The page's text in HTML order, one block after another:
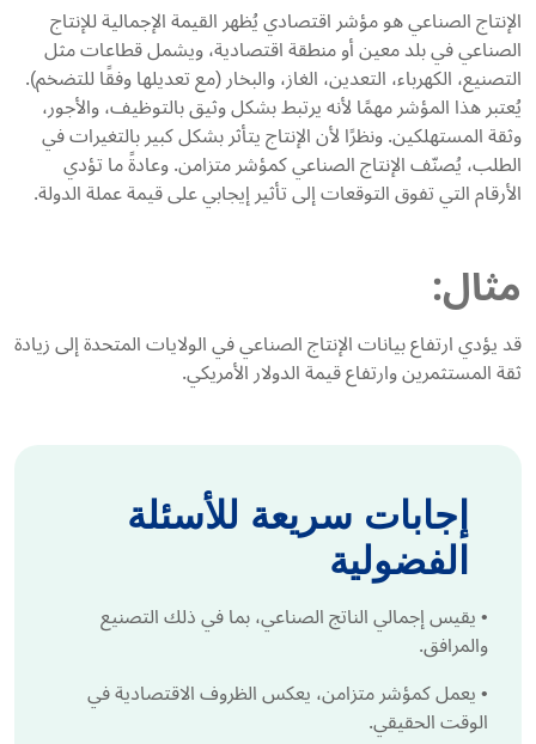
الإنتاج الصناعي هو مؤشر اقتصادي يُظهر القيمة الإجمالية للإنتاج
الصناعي في بلد معين أو منطقة اقتصادية، ويشمل قطاعات مثل
التصنيع، الكهرباء، التعدين، الغاز، والبخار (مع تعديلها وفقًا للتضخم).
يُعتبر هذا المؤشر مهمًا لأنه يرتبط بشكل وثيق بالتوظيف، والأجور،
وثقة المستهلكين. ونظرًا لأن الإنتاج يتأثر بشكل كبير بالتغيرات في
الطلب، يُصنّف الإنتاج الصناعي كمؤشر متزامن. وعادةً ما تؤدي
الأرقام التي تفوق التوقعات إلى تأثير إيجابي على قيمة عملة الدولة.
مثال:
قد يؤدي ارتفاع بيانات الإنتاج الصناعي في الولايات المتحدة إلى زيادة
ثقة المستثمرين وارتفاع قيمة الدولار الأمريكي.
إجابات سريعة للأسئلة
الفضولية
•يقيس إجمالي الناتج الصناعي، بما في ذلك التصنيع
والمرافق.
•يعمل كمؤشر متزامن، يعكس الظروف الاقتصادية في
الوقت الحقيقي.